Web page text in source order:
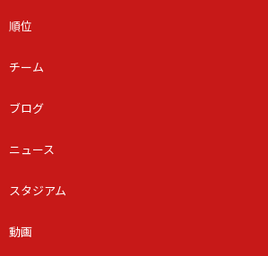
順位
チーム
ブログ
ニュース
スタジアム
動画